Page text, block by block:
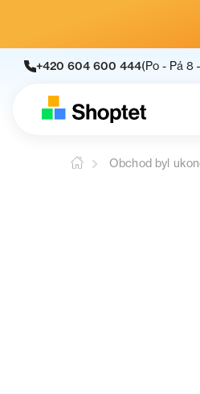
+420 604 600 444(Po - Pá 8
Obchod byl